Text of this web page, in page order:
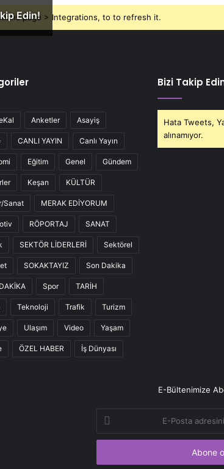
Edin!
page > Integrations, to to refresh it.
Anketler Asayiş
CANLI YAYIN Canlı Yayın
Eğitim Genel Gündem
Keşan KÜLTÜR
Sanat MERAK EDİYORUM
RÖPORTAJ SANAT
SEKTÖR LİDERLERİ Sektörel
SOKAKTAYIZ Son Dakika
Spor TARİH
Teknoloji Trafik Turizm
Ulaşım Video Yaşam
ÖZEL HABER İş Dünyası
Bizi Takip
Hata Tweets,
alınamıyor.
E-Bültenimize
Posta
adresinizi